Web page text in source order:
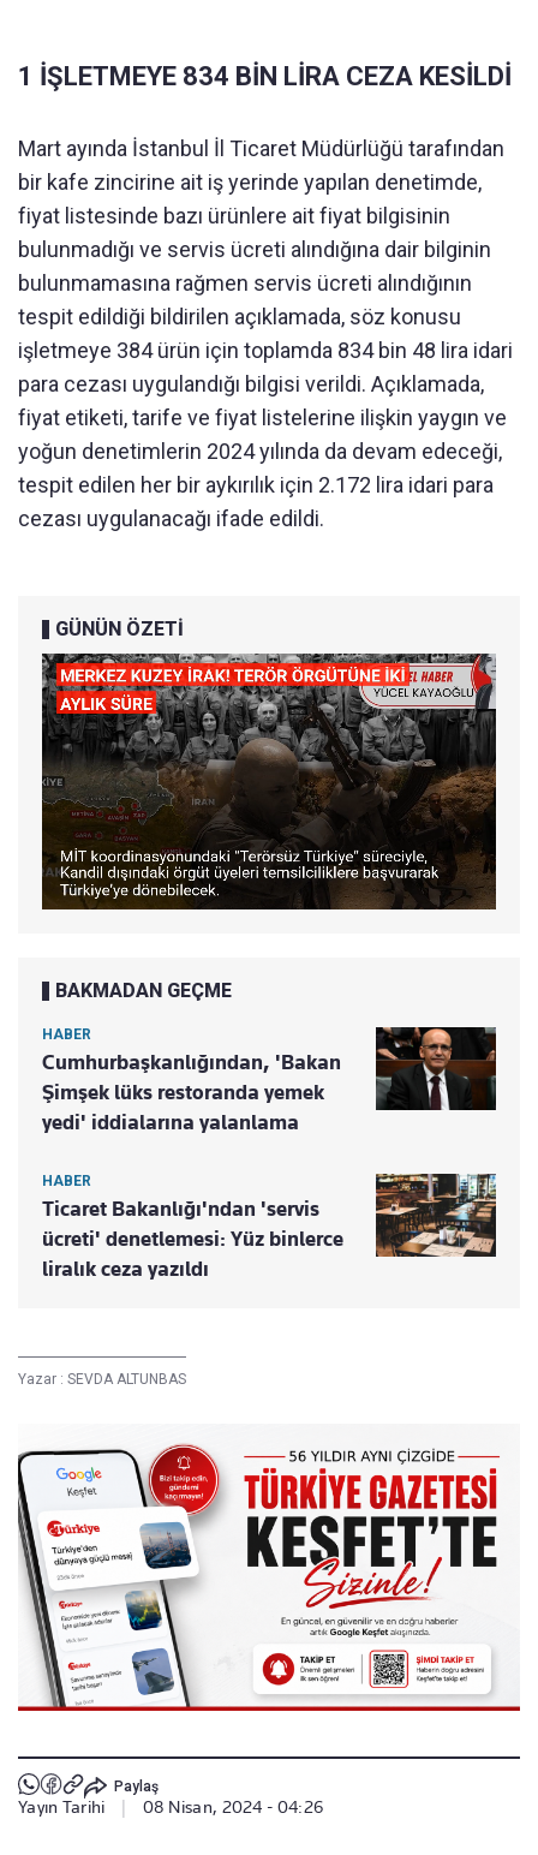
1 İŞLETMEYE 834 BİN LİRA CEZA KESİLDİ
Mart ayında İstanbul İl Ticaret Müdürlüğü tarafından
bir kafe zincirine ait iş yerinde yapılan denetimde,
fiyat listesinde bazı ürünlere ait fiyat bilgisinin
bulunmadığı ve servis ücreti alındığına dair bilginin
bulunmamasına rağmen servis ücreti alındığının
tespit edildiği bildirilen açıklamada, söz konusu
işletmeye 384 ürün için toplamda 834 bin 48 lira idari
para cezası uygulandığı bilgisi verildi. Açıklamada,
fiyat etiketi, tarife ve fiyat listelerine ilişkin yaygın ve
yoğun denetimlerin 2024 yılında da devam edeceği,
tespit edilen her bir aykırılık için 2.172 lira idari para
cezası uygulanacağı ifade edildi.
GÜNÜN ÖZETİ
BAKMADAN GEÇME
HABER
Cumhurbaşkanlığından, 'Bakan
Şimşek lüks restoranda yemek
yedi' iddialarına yalanlama
HABER
Ticaret Bakanlığı'ndan 'servis
ücreti' denetlemesi: Yüz binlerce
liralık ceza yazıldı
Yazar : SEVDA ALTUNBAS
Paylaş
Yayın Tarihi 08 Nisan, 2024 - 04:26